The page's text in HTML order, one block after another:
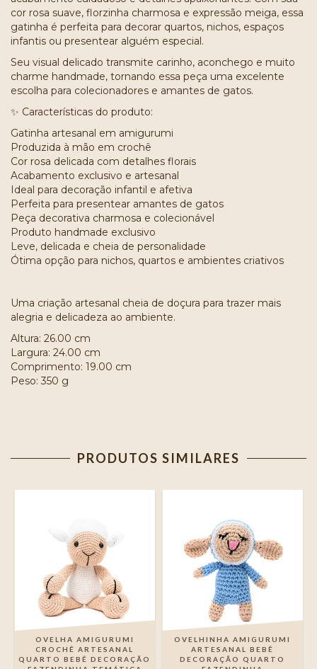
cor rosa suave, florzinha charmosa e expressão meiga, essa
gatinha é perfeita para decorar quartos, nichos, espaços
infantis ou presentear alguém especial.
Seu visual delicado transmite carinho, aconchego e muito
charme handmade, tornando essa peça uma excelente
escolha para colecionadores e amantes de gatos.
✨ Características do produto:
Gatinha artesanal em amigurumi
Produzida à mão em crochê
Cor rosa delicada com detalhes florais
Acabamento exclusivo e artesanal
Ideal para decoração infantil e afetiva
Perfeita para presentear amantes de gatos
Peça decorativa charmosa e colecionável
Produto handmade exclusivo
Leve, delicada e cheia de personalidade
Ótima opção para nichos, quartos e ambientes criativos
Uma criação artesanal cheia de doçura para trazer mais
alegria e delicadeza ao ambiente.
Altura: 26.00 cm
Largura: 24.00 cm
Comprimento: 19.00 cm
Peso: 350 g
PRODUTOS SIMILARES
OVELHA AMIGURUMI
CROCHÊ ARTESANAL
QUARTO BEBÊ DECORAÇÃO
OVELHINHA AMIGURUMI
ARTESANAL BEBÊ
DECORAÇÃO QUARTO